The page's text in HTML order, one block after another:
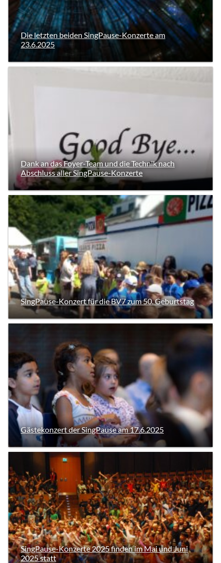
Die letzten beiden SingPause-Konzerte am
23.6.2025
Dank an das Foyer-Team und die Technik nach
Abschluss aller SingPause-Konzerte
SingPause-Konzert für die BV7 zum 50. Geburtstag
Gästekonzert der SingPause am 17.6.2025
SingPause-Konzerte 2025 finden im Mai und Juni
2025 statt